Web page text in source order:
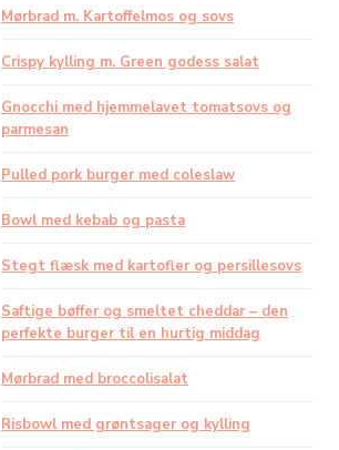
Mørbrad m. Kartoffelmos og sovs
Crispy kylling m. Green godess salat
Gnocchi med hjemmelavet tomatsovs og
parmesan
Pulled pork burger med coleslaw
Bowl med kebab og pasta
Stegt flæsk med kartofler og persillesovs
Saftige bøffer og smeltet cheddar – den
perfekte burger til en hurtig middag
Mørbrad med broccolisalat
Risbowl med grøntsager og kylling